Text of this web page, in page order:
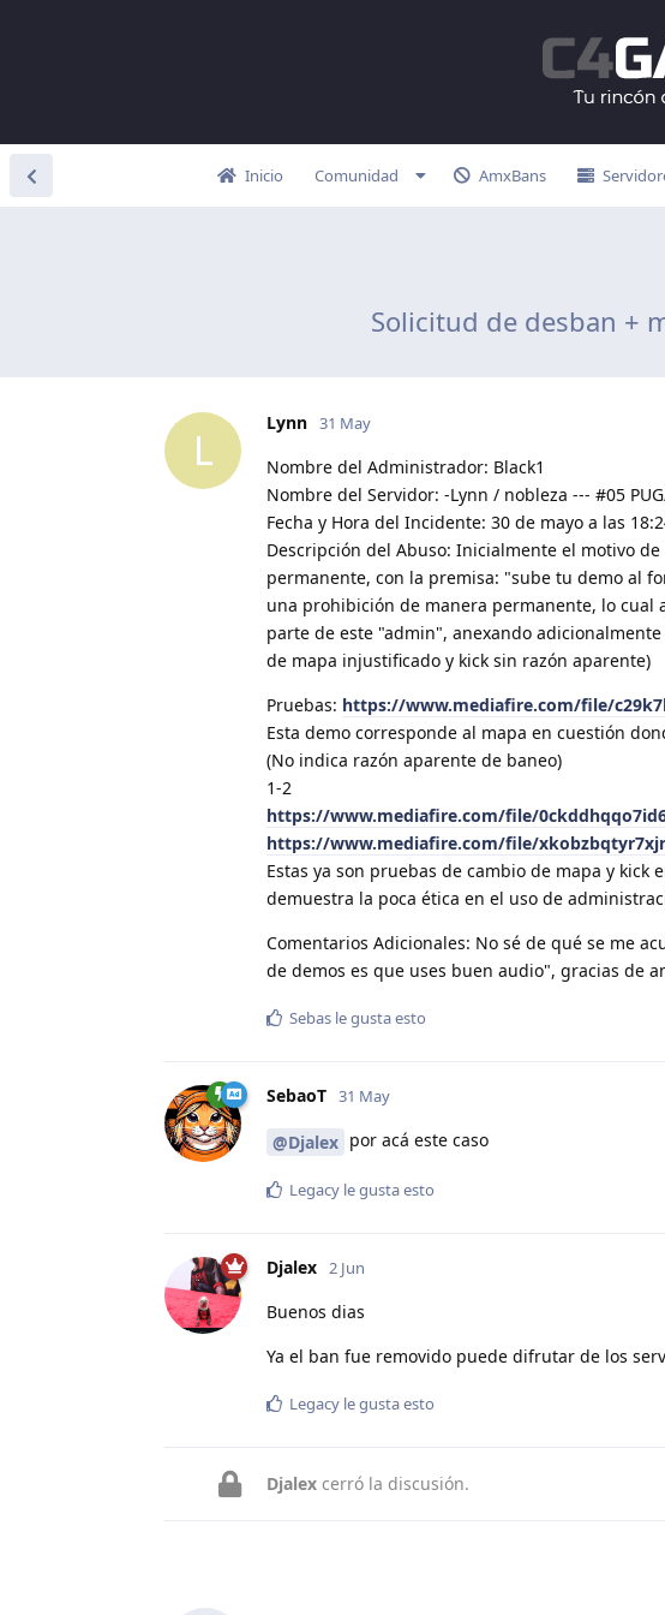
Inicio Comunidad AmxBans
Solicitud de desban +
L
Lynn 31 May
Nombre del Administrador: Black1
Nombre del Servidor: -Lynn / nobleza --- #05
Fecha y Hora del Incidente: 30 de mayo a las
Descripción del Abuso: Inicialmente el motivo
permanente, con la premisa: "sube tu demo al
una prohibición de manera permanente, lo
parte de este "admin", anexando
de mapa injustificado y kick sin razón aparente)
Pruebas: https://www.mediafire.com/file/
Esta demo corresponde al mapa en cuestión
(No indica razón aparente de baneo)
1-2
https://www.mediafire.com/file/
https://www.mediafire.com/file/
Estas ya son pruebas de cambio de mapa y kick
demuestra la poca ética en el uso de
Comentarios Adicionales: No sé de qué se me
de demos es que uses buen audio", gracias de
Sebas le gusta esto
SebaoT 31 May
@Djalex por acá este caso
Legacy le gusta esto
Djalex 2 Jun
Buenos dias
Ya el ban fue removido puede difrutar de los
Legacy le gusta esto
Djalex cerró la discusión.